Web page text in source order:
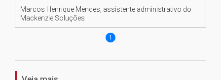
Marcos Henrique Mendes, assistente administrativo do
Mackenzie Soluções
1